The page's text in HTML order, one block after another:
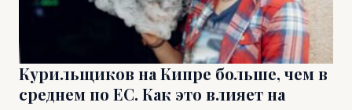
Курильщиков на Кипре больше, чем в
среднем по ЕС. Как это влияет на